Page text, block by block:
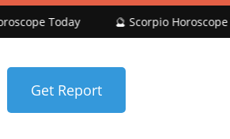
🔮 Scorpio Horoscope Today